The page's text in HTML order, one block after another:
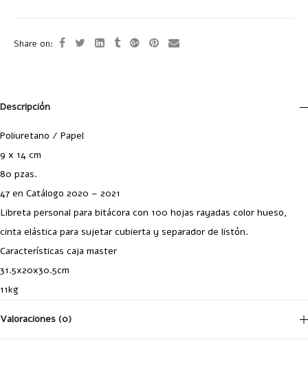
Share on:
Descripción
Poliuretano / Papel
9 x 14 cm
80 pzas.
47 en Catálogo 2020 – 2021
Libreta personal para bitácora con 100 hojas rayadas color hueso,
cinta elástica para sujetar cubierta y separador de listón.
Características caja master
31.5x20x30.5cm
11kg
Valoraciones (0)